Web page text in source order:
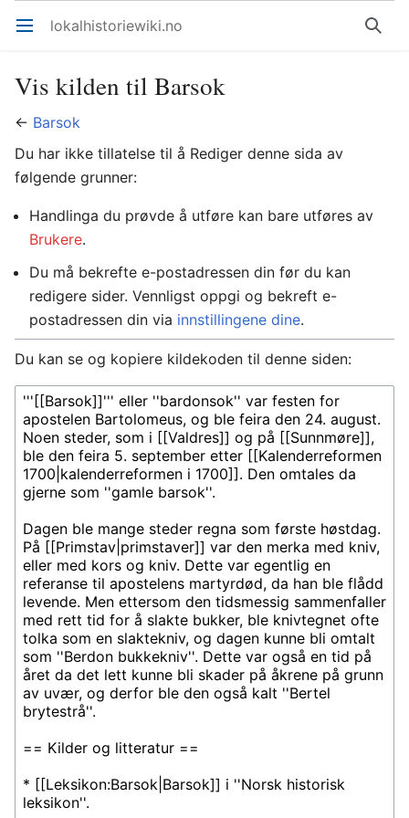
Åpne hovedmenyen lokalhistoriewiki.no Søk
Vis kilden til Barsok
← Barsok
Du har ikke tillatelse til å Rediger denne sida av
følgende grunner:
Handlinga du prøvde å utføre kan bare utføres av
Brukere.
Du må bekrefte e-postadressen din før du kan
redigere sider. Vennligst oppgi og bekreft e-
postadressen din via innstillingene dine.
Du kan se og kopiere kildekoden til denne siden: